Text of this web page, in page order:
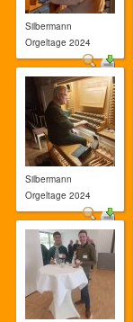
Silbermann
Orgeltage 2024
Silbermann
Orgeltage 2024